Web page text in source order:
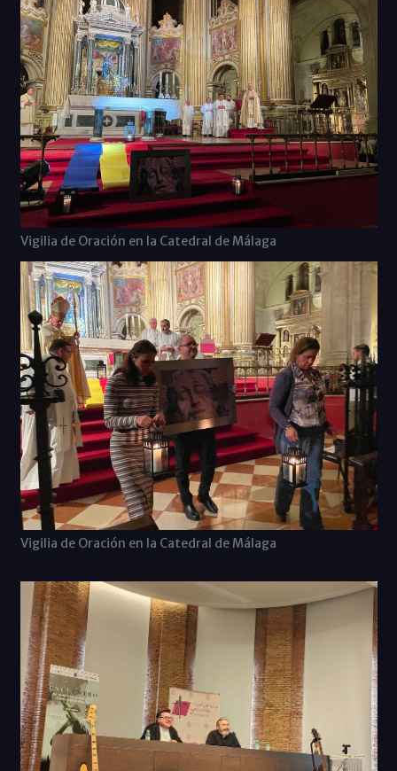
Vigilia de Oración en la Catedral de Málaga
Vigilia de Oración en la Catedral de Málaga